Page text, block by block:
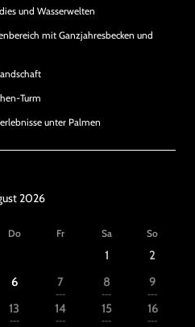
und Wasserwelten
mit Ganzjahresbecken und
Turm
unter Palmen
2026
Do Fr Sa So
1
2
6 7
---
8
---
9
---
13
---
14
---
15
---
16
---